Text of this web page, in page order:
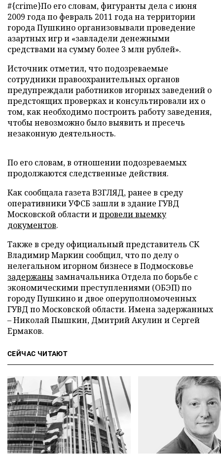
#{crime}По его словам, фигуранты дела с июня
2009 года по февраль 2011 года на территории
города Пушкино организовывали проведение
азартных игр и «завладели денежными
средствами на сумму более 3 млн рублей».
Источник отметил, что подозреваемые
сотрудники правоохранительных органов
предупреждали работников игорных заведений о
предстоящих проверках и консультировали их о
том, как необходимо построить работу заведения,
чтобы невозможно было выявить и пресечь
незаконную деятельность.
По его словам, в отношении подозреваемых
продолжаются следственные действия.
Как сообщала газета ВЗГЛЯД, ранее в среду
оперативники УФСБ зашли в здание ГУВД
Московской области ипровели выемку
документов.
Также в среду официальный представитель СК
Владимир Маркин сообщил, что по делу о
нелегальном игорном бизнесе в Подмосковье
задержаны замначальника Отдела по борьбе с
экономическими преступлениями (ОБЭП) по
городу Пушкино и двое оперуполномоченных
ГУВД по Московской области. Имена задержанных
– Николай Пышкин, Дмитрий Акулин и Сергей
Ермаков.
СЕЙЧАС ЧИТАЮТ